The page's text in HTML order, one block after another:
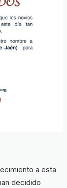
a esta
decidido